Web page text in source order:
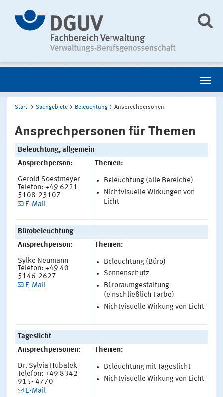
Start Sachgebiete Beleuchtung Ansprechpersonen
Ansprechpersonen für Themen
Beleuchtung, allgemein
Ansprechperson:
Gerold Soestmeyer
Telefon: +49 6221
5108-23107
E-Mail
Themen:
Beleuchtung (alle Bereiche)
Nichtvisuelle Wirkungen von
Licht
Bürobeleuchtung
Ansprechperson:
Sylke Neumann
Telefon: +49 40
5146-2627
E-Mail
Themen:
Beleuchtung (Büro)
Sonnenschutz
Büroraumgestaltung
(einschließlich Farbe)
Nichtvisuelle Wirkung von Licht
Tageslicht
Ansprechpersonen:
Dr. Sylvia Hubalek
Telefon: +49 8342
915- 4770
E-Mail
Themen:
Beleuchtung mit Tageslicht
Nichtvisuelle Wirkung von Licht